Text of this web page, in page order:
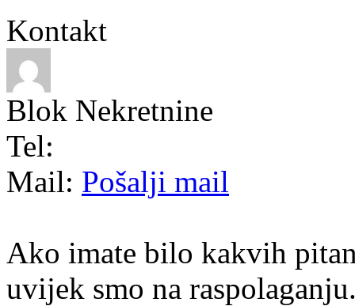
Kontakt
Blok Nekretnine
Tel:
Mail: Pošalji mail
Ako imate bilo kakvih
uvijek smo na